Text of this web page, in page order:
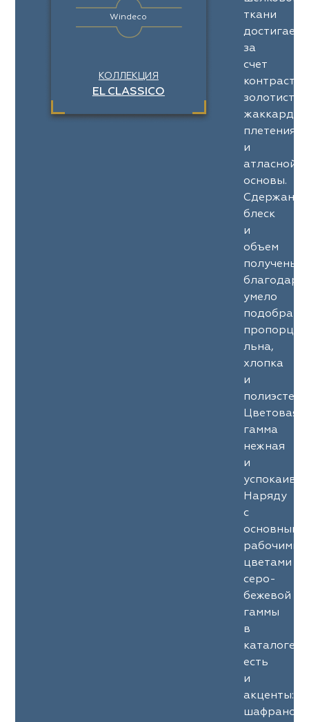
Windeco
КОЛЛЕКЦИЯ
EL CLASSICO
ткани
за
счет
контраста
плетения
и
атласной
основы.
блеск
и
объем
получены
благодаря
умело
пропорции
льна,
хлопка
и
Цветовая
гамма
нежная
и
Наряду
с
основными
рабочими
цветами
серо-
бежевой
гаммы
в
каталоге
есть
и
акценты: